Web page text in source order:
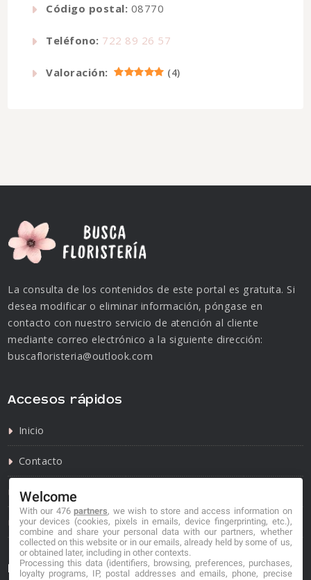
Código postal: 08770
Teléfono: 722 89 26 57
Valoración: (4)
La consulta de los contenidos de este portal es gratuita. Si
desea modificar o eliminar información, póngase en
contacto con nuestro servicio de atención al cliente
mediante correo electrónico a la siguiente dirección:
buscafloristeria@outlook.com
Accesos rápidos
Inicio
Contacto
Política de privacidad
Política de cookies
Información de contacto
Welcome
With our 476partners, we wish to store and access information on
your devices (cookies, pixels in emails, device fingerprinting, etc.),
combine and share your personal data with our partners, whether
collected on this website or in our emails, already held by some of us,
or obtained later, including in other contexts.
Processing this data (identifiers, browsing, preferences, purchases,
loyalty programs, IP, postal addresses and emails, phone, precise